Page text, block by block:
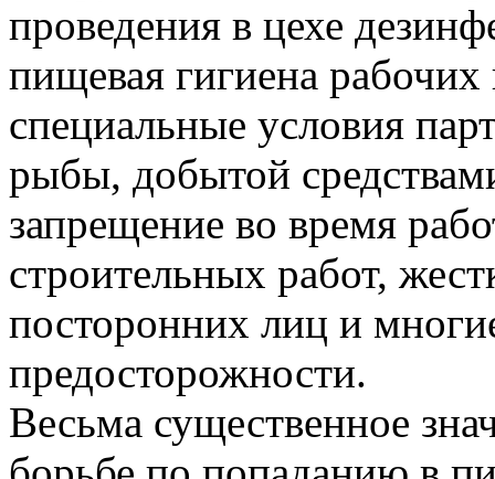
проведения в цехе
пищевая гигиена
специальные условия
рыбы, добытой
запрещение во время
строительных работ,
посторонних лиц и
предосторожности.
Весьма существенное